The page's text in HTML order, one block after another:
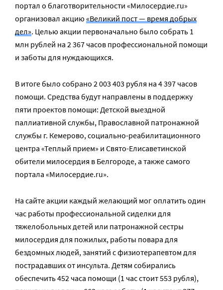
портал о благотворительности «Милосердие.ru»
организовал акцию «Великий пост — время добрых
дел». Целью акции первоначально было собрать 1
млн рублей на 2 367 часов профессиональной помощи
и заботы для нуждающихся.
В итоге было собрано 2 003 403 рубля на 4 397 часов
помощи. Средства будут направлены в поддержку
пяти проектов помощи: Детской выездной
паллиативной службы, Православной патронажной
службы г. Кемерово, социально-реабилитационного
центра «Теплый прием» и Свято-Елисаветинской
обители милосердия в Белгороде, а также самого
портала «Милосердие.ru».
На сайте акции каждый желающий мог оплатить один
час работы профессиональной сиделки для
тяжелобольных детей или патронажной сестры
милосердия для пожилых, работы повара для
бездомных людей, занятий с физиотерапевтом для
пострадавших от инсульта. Детям собирались
обеспечить 452 часа помощи (1 час стоит 553 рубля),